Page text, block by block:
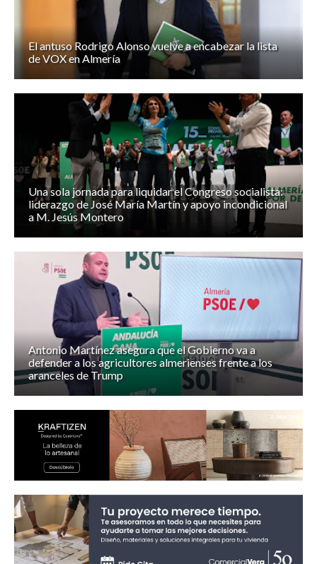
El antuso Rodrigo Alonso vuelve a encabezar la lista
de VOX en Almería
Una sola jornada para liquidar el Congreso socialista:
liderazgo de José María Martín y apoyo incondicional
a M. Jesús Montero
Antonio Martínez asegura que el Gobierno va a
defender a los agricultores almerienses frente a los
aranceles de Trump